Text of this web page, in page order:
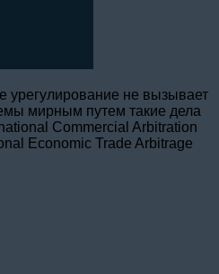
урегулирование не вызывает
мирным путем такие дела
Commercial Arbitration
Economic Trade Arbitrage